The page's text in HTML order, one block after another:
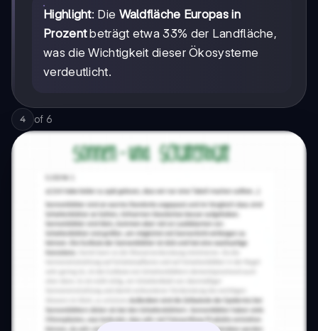
Highlight: Die Waldfläche Europas in
Prozentbeträgt etwa 33% der Landfläche,
was die Wichtigkeit dieser Ökosysteme
verdeutlicht.
4 of 6